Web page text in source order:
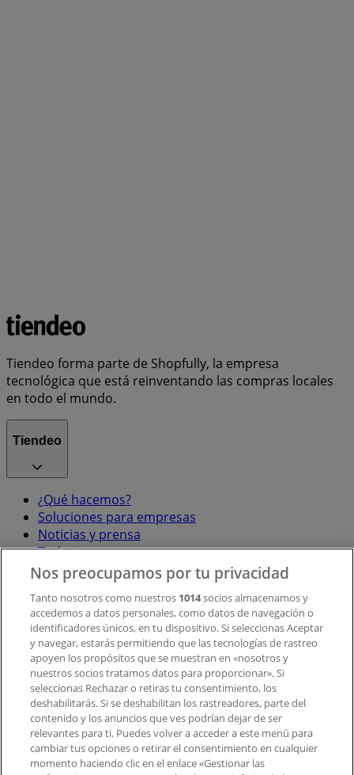
Tiendeo forma parte de Shopfully, la empresa
tecnológica que está reinventando las compras locales
en todo el mundo.
Tiendeo
¿Qué hacemos?
Soluciones para empresas
Noticias y prensa
Trabaja con nosotros
Contacto
Contacto comercial y de marketing
Tienda mal colocada en el mapa
Notificar un folleto
¿Encontraste un problema en la web o en la
aplicación?
Índices
Nos preocupamos por tu privacidad
Tanto nosotros como nuestros 1014socios almacenamos y
accedemos a datos personales, como datos de navegación o
identificadores únicos, en tu dispositivo. Si seleccionas Aceptar
y navegar, estarás permitiendo que las tecnologías de rastreo
apoyen los propósitos que se muestran en «nosotros y
nuestros socios tratamos datos para proporcionar». Si
seleccionas Rechazar o retiras tu consentimiento, los
deshabilitarás. Si se deshabilitan los rastreadores, parte del
contenido y los anuncios que ves podrían dejar de ser
relevantes para ti. Puedes volver a acceder a este menú para
cambiar tus opciones o retirar el consentimiento en cualquier
momento haciendo clic en el enlace «Gestionar las